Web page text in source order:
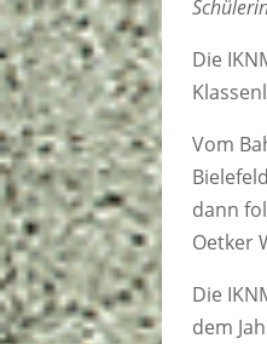
Die
Vom
dann
Oetker
Die
dem